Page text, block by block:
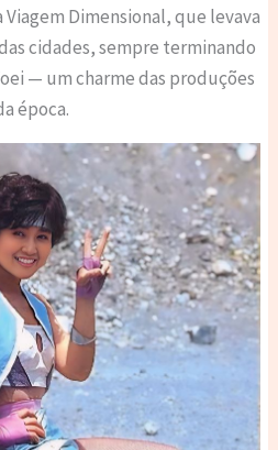
Dimensional, que levava
cidades, sempre terminando
— um charme das produções
época.